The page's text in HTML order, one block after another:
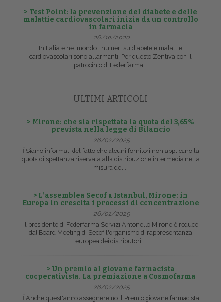
> Test Point: la prevenzione del diabete e delle
malattie cardiovascolari inizia da un controllo
in farmacia
26/10/2020
In Italia e nel mondo i numeri su diabete e malattie
cardiovascolari sono allarmanti. Per questo Zentiva con il
patrocinio di Federfarma...
ULTIMI ARTICOLI
> Mirone: che sia rispettata la quota del 3,65%
prevista nella legge di Bilancio
26/02/2025
ŤSiamo informati del fatto che alcuni fornitori non applicano la
quota di spettanza riservata alla distribuzione intermedia nella
misura del...
> L’assemblea Secof a Istanbul, Mirone: in
Europa in crescita i processi di concentrazione
26/02/2025
Il presidente di Federfarma Servizi Antonello Mirone č reduce
dal Board Meeting di Secof l'organismo di rappresentanza
europea dei distributori...
> Un premio al giovane farmacista
cooperativista. La premiazione a Cosmofarma
26/02/2025
ŤAnche quest'anno assegneremo il Premio giovane farmacista